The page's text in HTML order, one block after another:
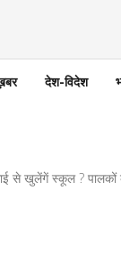
देश-विदेश
से खुलेंगें स्कूल ? पालकों